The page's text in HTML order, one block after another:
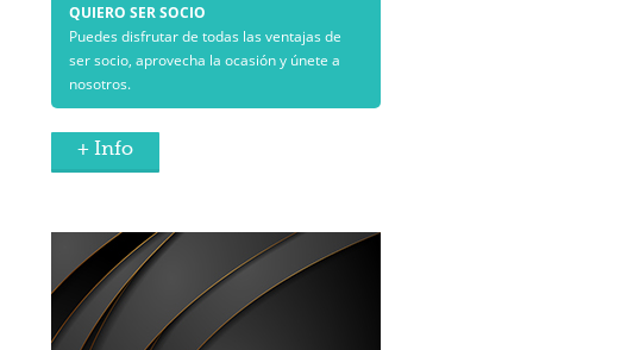
QUIERO SER SOCIO
Puedes disfrutar de todas las ventajas de
ser socio, aprovecha la ocasión y únete a
nosotros.
+ Info